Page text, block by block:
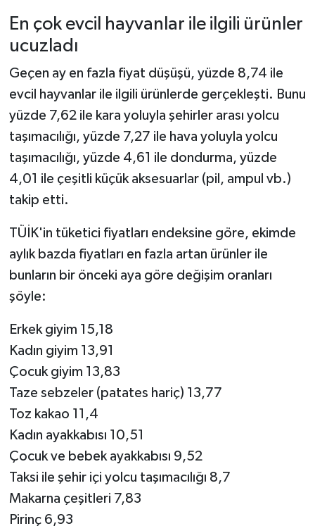
En çok evcil hayvanlar ile ilgili ürünler
ucuzladı
Geçen ay en fazla fiyat düşüşü, yüzde 8,74 ile
evcil hayvanlar ile ilgili ürünlerde gerçekleşti. Bunu
yüzde 7,62 ile kara yoluyla şehirler arası yolcu
taşımacılığı, yüzde 7,27 ile hava yoluyla yolcu
taşımacılığı, yüzde 4,61 ile dondurma, yüzde
4,01 ile çeşitli küçük aksesuarlar (pil, ampul vb.)
takip etti.
TÜİK'in tüketici fiyatları endeksine göre, ekimde
aylık bazda fiyatları en fazla artan ürünler ile
bunların bir önceki aya göre değişim oranları
şöyle:
Erkek giyim 15,18
Kadın giyim 13,91
Çocuk giyim 13,83
Taze sebzeler (patates hariç) 13,77
Toz kakao 11,4
Kadın ayakkabısı 10,51
Çocuk ve bebek ayakkabısı 9,52
Taksi ile şehir içi yolcu taşımacılığı 8,7
Makarna çeşitleri 7,83
Pirinç 6,93